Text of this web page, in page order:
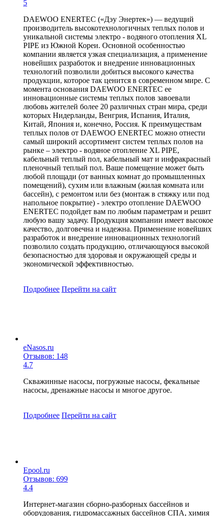
5
DAEWOO ENERTEC («Дэу Энертек») — ведущий
производитель высокотехнологичных теплых полов и
уникальной системы электро - водяного отопления XL
PIPE из Южной Кореи. Основной особенностью
компании является узкая специализация, а применение
новейших разработок и внедрение инновационных
технологий позволили добиться высокого качества
продукции, которое так ценится в современном мире. С
момента основания DAEWOO ENERTEC ее
инновационные системы теплых полов завоевали
любовь жителей более 20 различных стран мира, среди
которых Нидерланды, Венгрия, Испания, Италия,
Китай, Япония и, конечно, Россия. К преимуществам
теплых полов от DAEWOO ENERTEC можно отнести
самый широкий ассортимент систем теплых полов на
рынке – электро - водяное отопление XL PIPE,
кабельный теплый пол, кабельный мат и инфракрасный
пленочный теплый пол. Ваше помещение может быть
любой площади (от ванных комнат до промышленных
помещений), сухим или влажным (жилая комната или
бассейн), с ремонтом или без (монтаж в стяжку или под
напольное покрытие) - электро отопление DAEWOO
ENERTEC подойдет вам по любым параметрам и решит
любую вашу задачу. Продукция компании имеет высокое
качество, долговечна и надежна. Применение новейших
разработок и внедрение инновационных технологий
позволило создать продукцию, отличающуюся высокой
безопасностью для здоровья и окружающей среды и
экономической эффективностью.
Подробнее Перейти на сайт
eNasos.ru
Отзывов: 148
4.7
Скважинные насосы, погружные насосы, фекальные
насосы, дренажные насосы и многое другое.
Подробнее Перейти на сайт
Epool.ru
Отзывов: 699
4.4
Интернет-магазин сборно-разборных бассейнов и
оборудования, гидромассажных бассейнов СПА, химия